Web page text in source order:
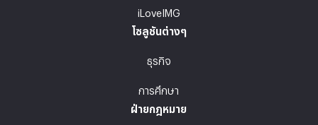
iLoveIMG
โซลูชันต่างๆ
ธุรกิจ
การศึกษา
ฝ่ายกฎหมาย